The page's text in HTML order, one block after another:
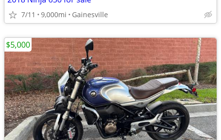
7/11 9,000mi Gainesville
$5,000